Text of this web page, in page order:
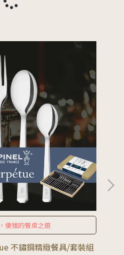
優雅的餐桌之選
不鏽鋼精緻餐具/套裝組